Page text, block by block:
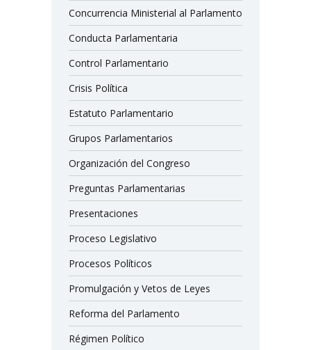
Concurrencia Ministerial al Parlamento
Conducta Parlamentaria
Control Parlamentario
Crisis Política
Estatuto Parlamentario
Grupos Parlamentarios
Organización del Congreso
Preguntas Parlamentarias
Presentaciones
Proceso Legislativo
Procesos Políticos
Promulgación y Vetos de Leyes
Reforma del Parlamento
Régimen Político